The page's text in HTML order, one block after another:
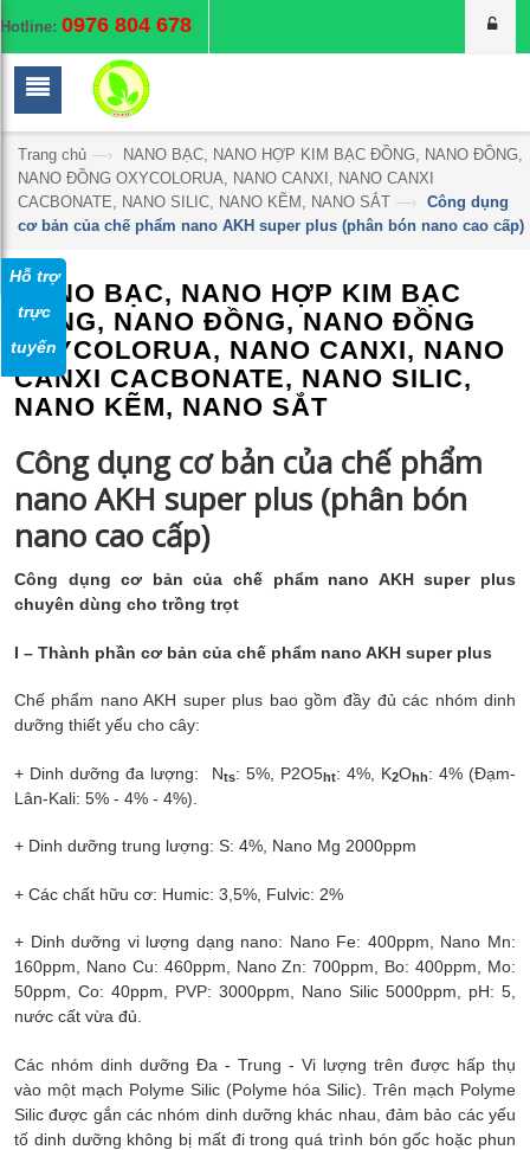
Hỗ trợ
trực
tuyến
Hotline: 0976 804 678
Trang chủ —›
NANO BẠC, NANO HỢP KIM BẠC ĐỒNG, NANO ĐỒNG,
NANO ĐỒNG OXYCOLORUA, NANO CANXI, NANO CANXI
CACBONATE, NANO SILIC, NANO KẼM, NANO SẮT —› Công dụng
cơ bản của chế phẩm nano AKH super plus (phân bón nano cao cấp)
NANO BẠC, NANO HỢP KIM BẠC
ĐỒNG, NANO ĐỒNG, NANO ĐỒNG
OXYCOLORUA, NANO CANXI, NANO
CANXI CACBONATE, NANO SILIC,
NANO KẼM, NANO SẮT
Công dụng cơ bản của chế phẩm
nano AKH super plus (phân bón
nano cao cấp)
Công dụng cơ bản của chế phẩm nano AKH super plus
chuyên dùng cho trồng trọt
I – Thành phần cơ bản của chế phẩm nano AKH super plus
Chế phẩm nano AKH super plus bao gồm đầy đủ các nhóm dinh
dưỡng thiết yếu cho cây:
+ Dinh dưỡng đa lượng: Nts: 5%, P2O5ht: 4%, K2Ohh: 4%(Đạm-
Lân-Kali: 5% - 4% - 4%).
+ Dinh dưỡng trung lượng: S: 4%, Nano Mg 2000ppm
+ Các chất hữu cơ: Humic: 3,5%, Fulvic: 2%
+ Dinh dưỡng vi lượng dạng nano: Nano Fe: 400ppm, Nano Mn:
160ppm, Nano Cu: 460ppm, Nano Zn:700ppm, Bo: 400ppm, Mo:
50ppm, Co: 40ppm, PVP: 3000ppm, Nano Silic 5000ppm, pH: 5,
nước cất vừa đủ.
Các nhóm dinh dưỡng Đa - Trung - Vi lượng trên được hấp thụ
vào một mạch Polyme Silic (Polyme hóa Silic). Trên mạch Polyme
Silic được gắn các nhóm dinh dưỡng khác nhau, đảm bảo các yếu
tố dinh dưỡng không bị mất đi trong quá trình bón gốc hoặc phun